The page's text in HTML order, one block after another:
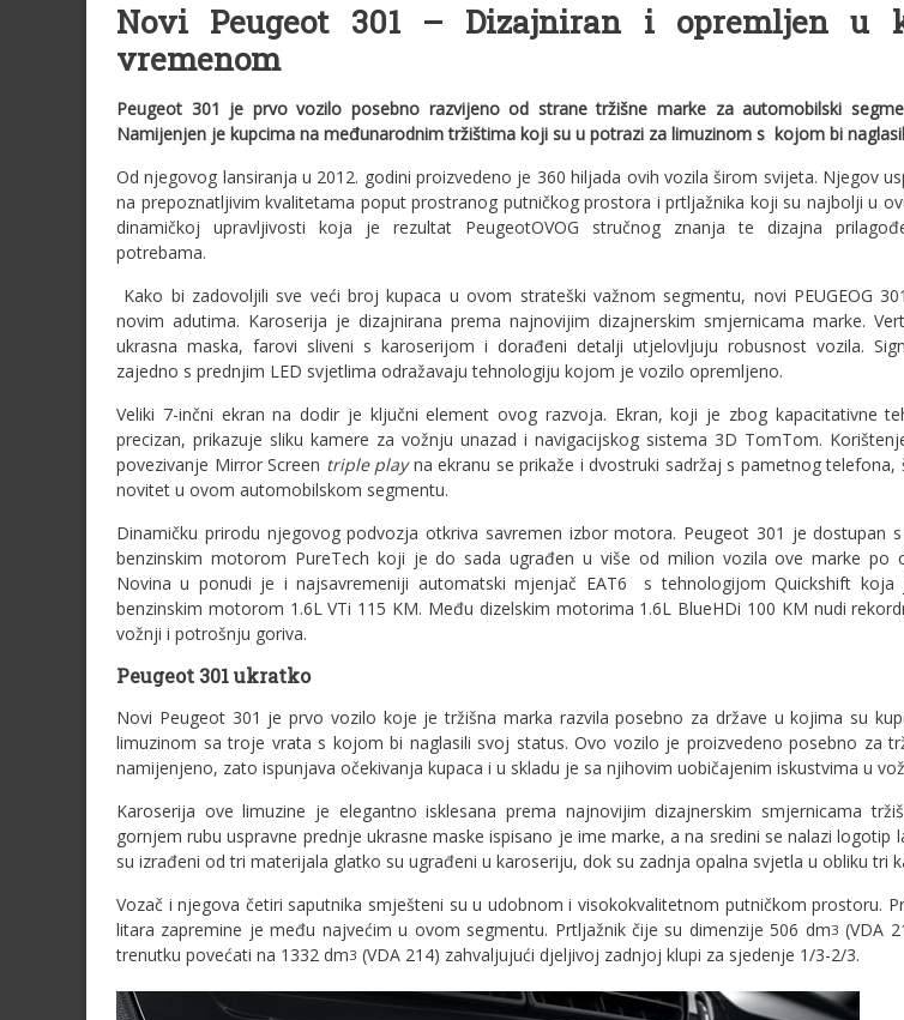
Novi Peugeot 301 – Dizajniran i opremljen u
vremenom
Peugeot 301 je prvo vozilo posebno razvijeno od strane tržišne marke za automobilski
Namijenjen je kupcima na međunarodnim tržištima koji su u potrazi za limuzinom s kojom bi
Od njegovog lansiranja u 2012. godini proizvedeno je 360 hiljada ovih vozila širom svijeta. Njegov
na prepoznatljivim kvalitetama poput prostranog putničkog prostora i prtljažnika koji su najbolji u
dinamičkoj upravljivosti koja je rezultat PeugeotOVOG stručnog znanja te dizajna
potrebama.
Kako bi zadovoljili sve veći broj kupaca u ovom strateški važnom segmentu, novi PEUGEOG
novim adutima. Karoserija je dizajnirana prema najnovijim dizajnerskim smjernicama marke.
ukrasna maska, farovi sliveni s karoserijom i dorađeni detalji utjelovljuju robusnost vozila.
zajedno s prednjim LED svjetlima odražavaju tehnologiju kojom je vozilo opremljeno.
Veliki 7-inčni ekran na dodir je ključni element ovog razvoja. Ekran, koji je zbog kapacitativne
precizan, prikazuje sliku kamere za vožnju unazad i navigacijskog sistema 3D TomTom.
povezivanje Mirror Screen triple playna ekranu se prikaže i dvostruki sadržaj s pametnog telefona,
novitet u ovom automobilskom segmentu.
Dinamičku prirodu njegovog podvozja otkriva savremen izbor motora. Peugeot 301 je dostupan
benzinskim motorom PureTech koji je do sada ugrađen u više od milion vozila ove marke po
Novina u ponudi je i najsavremeniji automatski mjenjač EAT6 s tehnologijom Quickshift koja
benzinskim motorom 1.6L VTi 115 KM. Među dizelskim motorima 1.6L BlueHDi 100 KM nudi
vožnji i potrošnju goriva.
Peugeot 301 ukratko
Novi Peugeot 301 je prvo vozilo koje je tržišna marka razvila posebno za države u kojima su
limuzinom sa troje vrata s kojom bi naglasili svoj status. Ovo vozilo je proizvedeno posebno za
namijenjeno, zato ispunjava očekivanja kupaca i u skladu je sa njihovim uobičajenim iskustvima u
Karoserija ove limuzine je elegantno isklesana prema najnovijim dizajnerskim smjernicama
gornjem rubu uspravne prednje ukrasne maske ispisano je ime marke, a na sredini se nalazi logotip
su izrađeni od tri materijala glatko su ugrađeni u karoseriju, dok su zadnja opalna svjetla u obliku tri
Vozač i njegova četiri saputnika smješteni su u udobnom i visokokvalitetnom putničkom prostoru.
litara zapremine je među najvećim u ovom segmentu. Prtljažnik čije su dimenzije 506 dm3 (VDA
trenutku povećati na 1332 dm3 (VDA 214) zahvaljujući djeljivoj zadnjoj klupi za sjedenje 1/3-2/3.